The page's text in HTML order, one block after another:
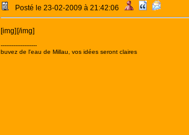
Posté le 23-02-2009 à 21:42:06
[img] [/img]
--------------------
buvez de l'eau de Millau, vos idées seront claires